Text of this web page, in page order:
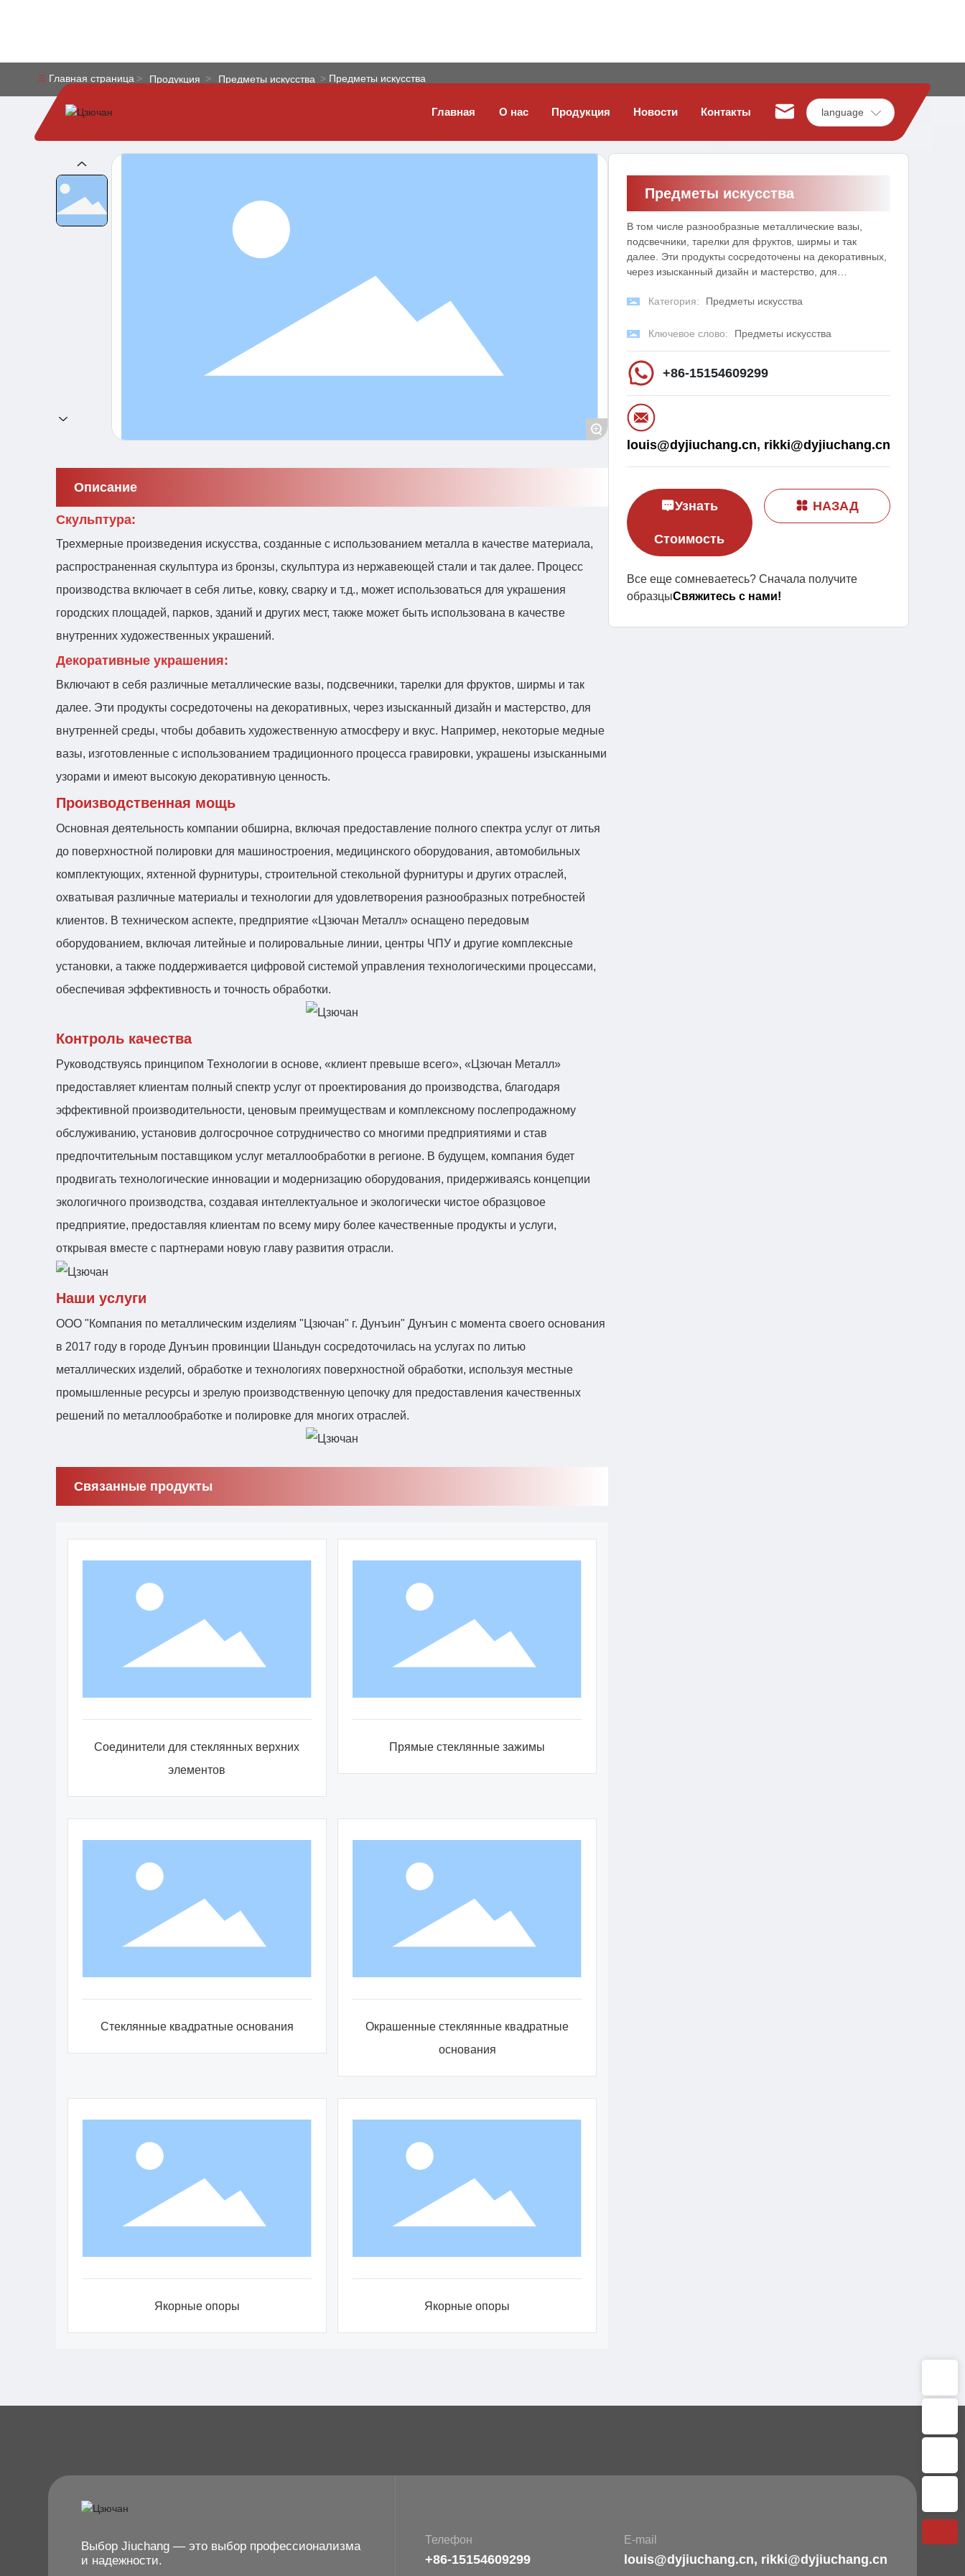
Главная О нас Продукция Новости Контакты language
Главная страница Продукция Предметы искусства Предметы искусства
+
Описание
Скульптура:
Трехмерные произведения искусства, созданные с использованием металла в качестве материала,
распространенная скульптура из бронзы, скульптура из нержавеющей стали и так далее. Процесс
производства включает в себя литье, ковку, сварку и т.д., может использоваться для украшения
городских площадей, парков, зданий и других мест, также может быть использована в качестве
внутренних художественных украшений.
Декоративные украшения:
Включают в себя различные металлические вазы, подсвечники, тарелки для фруктов, ширмы и так
далее. Эти продукты сосредоточены на декоративных, через изысканный дизайн и мастерство, для
внутренней среды, чтобы добавить художественную атмосферу и вкус. Например, некоторые медные
вазы, изготовленные с использованием традиционного процесса гравировки, украшены изысканными
узорами и имеют высокую декоративную ценность.
Производственная мощь
Основная деятельность компании обширна, включая предоставление полного спектра услуг от литья
до поверхностной полировки для машиностроения, медицинского оборудования, автомобильных
комплектующих, яхтенной фурнитуры, строительной стекольной фурнитуры и других отраслей,
охватывая различные материалы и технологии для удовлетворения разнообразных потребностей
клиентов. В техническом аспекте, предприятие «Цзючан Металл» оснащено передовым
оборудованием, включая литейные и полировальные линии, центры ЧПУ и другие комплексные
установки, а также поддерживается цифровой системой управления технологическими процессами,
обеспечивая эффективность и точность обработки.
Контроль качества
Руководствуясь принципом Технологии в основе, «клиент превыше всего», «Цзючан Металл»
предоставляет клиентам полный спектр услуг от проектирования до производства, благодаря
эффективной производительности, ценовым преимуществам и комплексному послепродажному
обслуживанию, установив долгосрочное сотрудничество со многими предприятиями и став
предпочтительным поставщиком услуг металлообработки в регионе. В будущем, компания будет
продвигать технологические инновации и модернизацию оборудования, придерживаясь концепции
экологичного производства, создавая интеллектуальное и экологически чистое образцовое
предприятие, предоставляя клиентам по всему миру более качественные продукты и услуги,
открывая вместе с партнерами новую главу развития отрасли.
Наши услуги
ООО "Компания по металлическим изделиям "Цзючан" г. Дунъин" Дунъин с момента своего основания
в 2017 году в городе Дунъин провинции Шаньдун сосредоточилась на услугах по литью
металлических изделий, обработке и технологиях поверхностной обработки, используя местные
промышленные ресурсы и зрелую производственную цепочку для предоставления качественных
решений по металлообработке и полировке для многих отраслей.
Связанные продукты
Соединители для стеклянных верхних
элементов
Прямые стеклянные зажимы
Стеклянные квадратные основания
Окрашенные стеклянные квадратные
основания
Якорные опоры Якорные опоры
Предметы искусства
В том числе разнообразные металлические вазы,
подсвечники, тарелки для фруктов, ширмы и так
далее. Эти продукты сосредоточены на декоративных,
через изысканный дизайн и мастерство, для
атмосферу и вкус.
Категория: Предметы искусства
Ключевое слово: Предметы искусства
+86-15154609299
louis@dyjiuchang.cn, rikki@dyjiuchang.cn
Узнать
Стоимость
НАЗАД
Все еще сомневаетесь? Сначала получите
образцыСвяжитесь с нами!
Выбор Jiuchang — это выбор профессионализма
и надежности.
Телефон
+86-15154609299
E-mail
louis@dyjiuchang.cn, rikki@dyjiuchang.cn